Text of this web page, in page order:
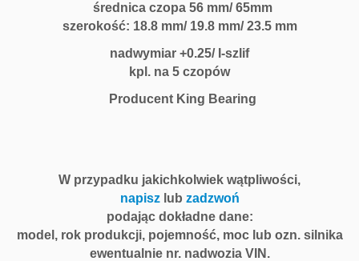
średnica czopa 56 mm/ 65mm
szerokość: 18.8 mm/ 19.8 mm/ 23.5 mm
nadwymiar +0.25/ I-szlif
kpl. na 5 czopów
Producent King Bearing
W przypadku jakichkolwiek wątpliwości,
napiszlub zadzwoń
podając dokładne dane:
model, rok produkcji, pojemność, moc lub ozn. silnika
ewentualnie nr. nadwozia VIN.